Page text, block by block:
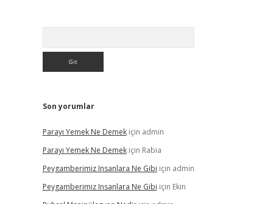
Son yorumlar
Parayı Yemek Ne Demekiçin admin
Parayı Yemek Ne Demekiçin Rabia
Peygamberimiz Insanlara Ne Gibi için admin
Peygamberimiz Insanlara Ne Gibi için Ekin